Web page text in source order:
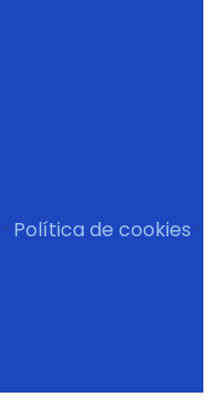
· Política de cookies ·